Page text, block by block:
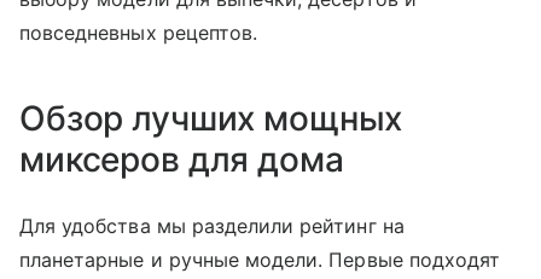
повседневных рецептов.
Обзор лучших мощных
миксеров для дома
Для удобства мы разделили рейтинг на
планетарные и ручные модели. Первые подходят